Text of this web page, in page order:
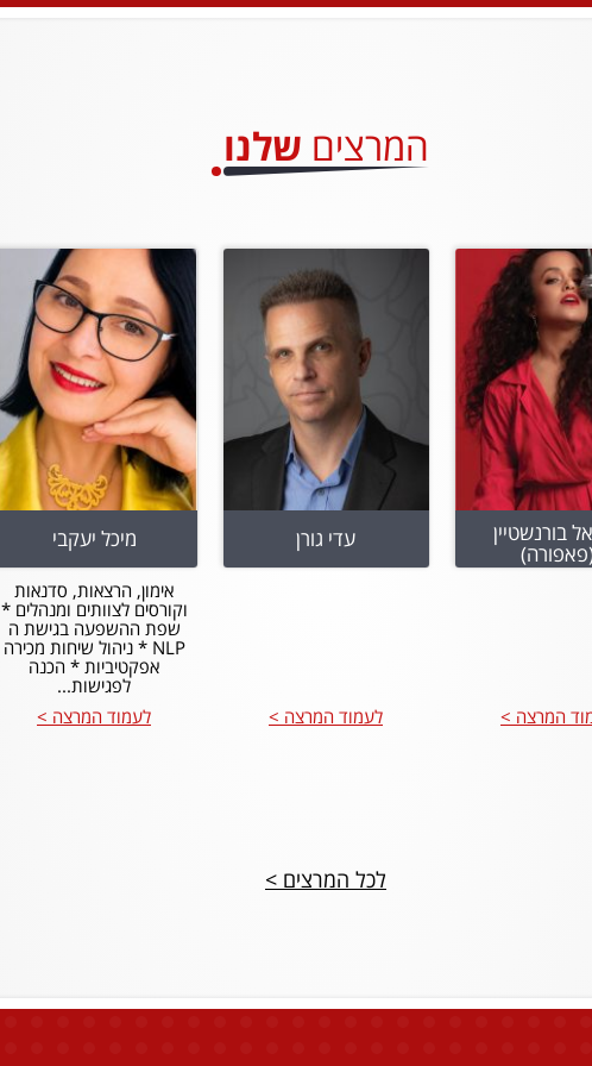
המרצים שלנו
בורנשטיין
המרצה >
עדי גורן
לעמוד המרצה >
מיכל יעקבי
אימון, הרצאות, סדנאות
וקורסים לצוותים ומנהלים *
שפת ההשפעה בגישת ה
NLP * ניהול שיחות מכירה
אפקטיביות * הכנה
לפגישות...
לעמוד המרצה >
לכל המרצים >